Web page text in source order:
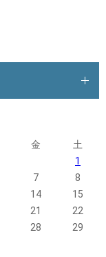
金
土
1
7
8
14
15
21
22
28
29